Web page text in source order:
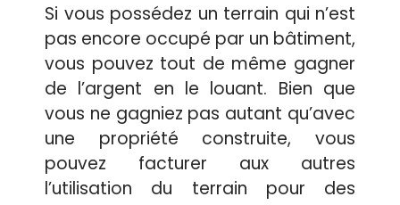
Si vous possédez un terrain qui n’est
pas encore occupé par un bâtiment,
vous pouvez tout de même gagner
de l’argent en le louant. Bien que
vous ne gagniez pas autant qu’avec
une propriété construite, vous
pouvez facturer aux autres
l’utilisation du terrain pour des